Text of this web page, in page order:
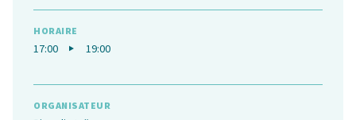
HORAIRE
17:00 19:00
ORGANISATEUR